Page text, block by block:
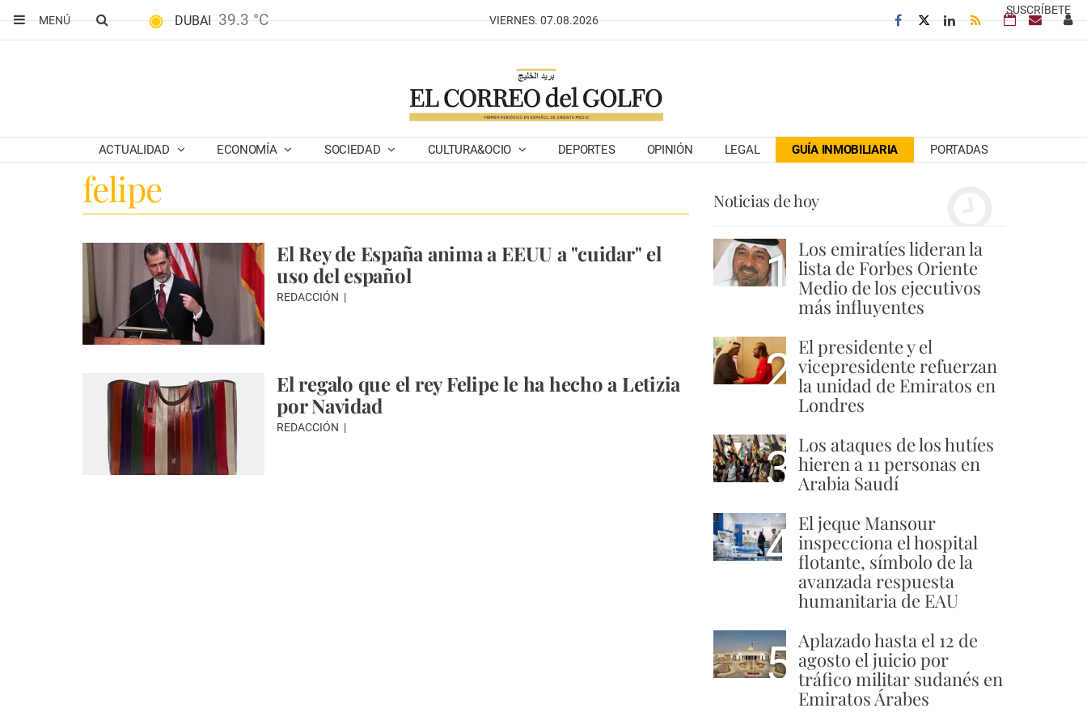
SUSCRÍBETE
MENÚ
DUBAI 39.3 °C VIERNES. 07.08.2026
ACTUALIDAD ECONOMÍA SOCIEDAD CULTURA&OCIO DEPORTES OPINIÓN LEGAL GUÍA INMOBILIARIA PORTADAS
felipe
El Rey de España anima a EEUU a "cuidar" el
uso del español
REDACCIÓN
El regalo que el rey Felipe le ha hecho a Letizia
por Navidad
REDACCIÓN
Noticias de hoy
1 Los emiratíes lideran la
lista de Forbes Oriente
Medio de los ejecutivos
más influyentes
2 El presidente y el
vicepresidente refuerzan
la unidad de Emiratos en
Londres
3 Los ataques de los hutíes
hieren a 11 personas en
Arabia Saudí
4 El jeque Mansour
inspecciona el hospital
flotante, símbolo de la
avanzada respuesta
humanitaria de EAU
5 Aplazado hasta el 12 de
agosto el juicio por
tráfico militar sudanés en
Emiratos Árabes